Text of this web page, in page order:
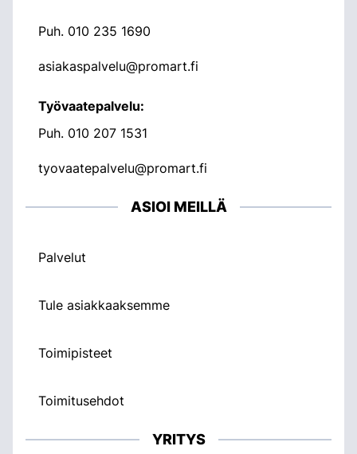
Puh. 010 235 1690
asiakaspalvelu@promart.fi
Työvaatepalvelu:
Puh. 010 207 1531
tyovaatepalvelu@promart.fi
ASIOI MEILLÄ
Palvelut
Tule asiakkaaksemme
Toimipisteet
Toimitusehdot
YRITYS